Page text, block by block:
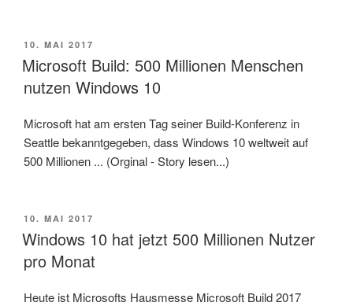
VERÖFFENTLICHT
AM
10. MAI 2017
Microsoft Build: 500 Millionen Menschen
nutzen Windows 10
Microsoft hat am ersten Tag seiner Build-Konferenz in
Seattle bekanntgegeben, dass Windows 10 weltweit auf
500 Millionen ... (Orginal - Story lesen...)
VERÖFFENTLICHT
AM
10. MAI 2017
Windows 10 hat jetzt 500 Millionen Nutzer
pro Monat
Heute ist Microsofts Hausmesse Microsoft Build 2017